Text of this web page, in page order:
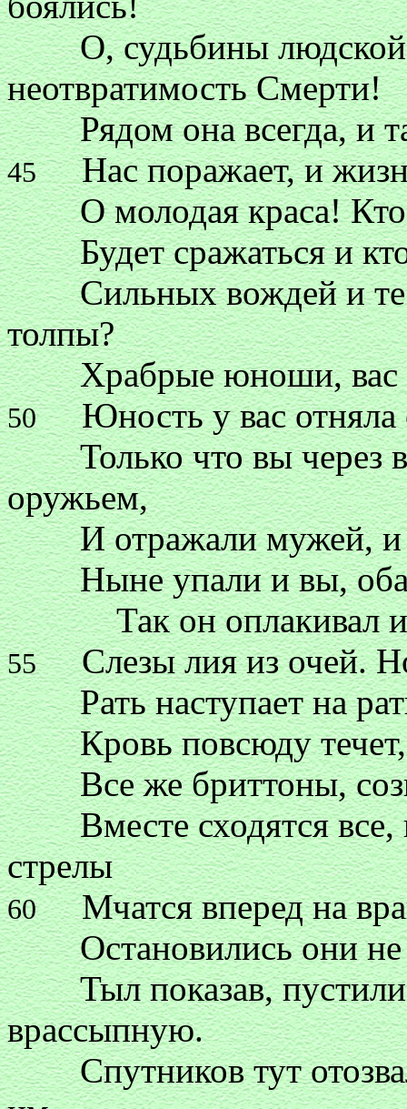
О, судьбины людской
неотвратимость Смерти!
Рядом она всегда, и
45Нас поражает, и
О молодая краса! Кто
Будет сражаться и кто
Сильных вождей и
толпы?
Храбрые юноши, вас
50Юность у вас отняла
Только что вы через
оружьем,
И отражали мужей, и
Ныне упали и вы,
Так он оплакивал их и
55Слезы лия из очей. Но
Рать наступает на
Кровь повсюду течет,
Все же бриттоны,
Вместе сходятся все, и
стрелы
60Мчатся вперед на
Остановились они не
Тыл показав,
врассыпную.
Спутников тут